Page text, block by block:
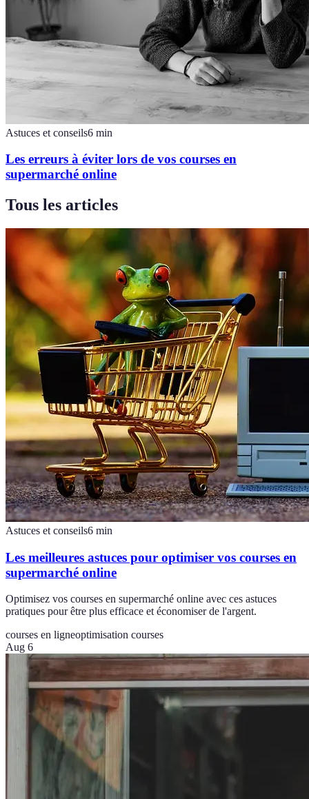
Astuces et conseils6 min
Les erreurs à éviter lors de vos courses en
supermarché online
Tous les articles
Astuces et conseils6 min
Les meilleures astuces pour optimiser vos courses en
supermarché online
Optimisez vos courses en supermarché online avec ces astuces
pratiques pour être plus efficace et économiser de l'argent.
courses en ligneoptimisation courses
Aug 6